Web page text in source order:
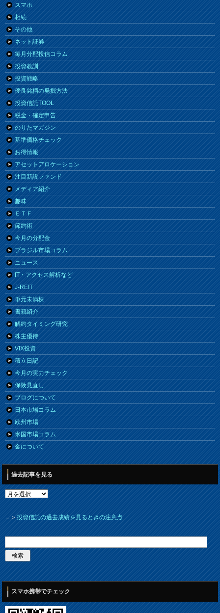
スマホ
相続
その他
ネット証券
毎月分配投信コラム
投資教訓
投資戦略
優良銘柄の発掘方法
投資信託TOOL
税金・確定申告
のりたマガジン
基準価格チェック
お得情報
アセットアロケーション
注目新設ファンド
メディア紹介
趣味
ＥＴＦ
節約術
今月の分配金
ブラジル市場コラム
ニュース
IT・アクセス解析など
J-REIT
単元未満株
書籍紹介
解約タイミング研究
株主優待
VIX投資
積立日記
今月の実力チェック
保険見直し
ブログについて
日本市場コラム
欧州市場
米国市場コラム
金について
過去記事を見る
＝＞投資信託の過去成績を見るときの注意点
スマホ携帯でチェック